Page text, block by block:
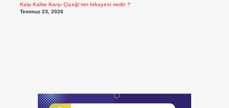
Kalp Kalbe Karşı Çiçeği’nin hikayesi nedir ?
Temmuz 23, 2026